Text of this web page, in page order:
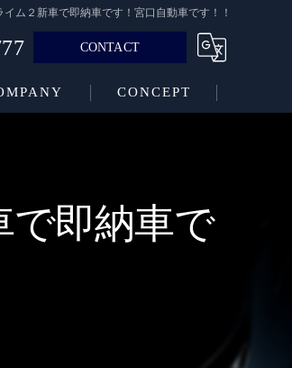
ム２新車で即納車です！宮口自動車です！！
CONTACT
CONCEPT
で即納車で